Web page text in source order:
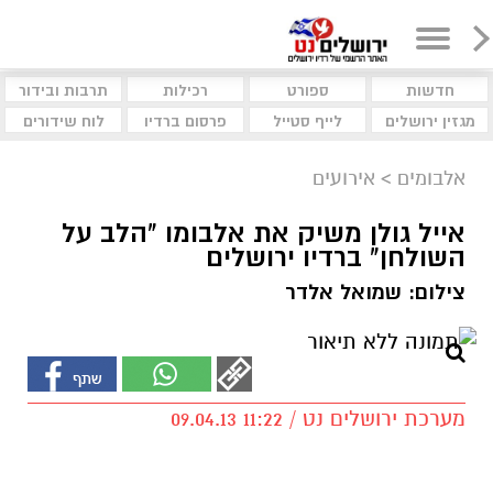
חדשות ספורט רכילות
תרבות ובידור
מגזין ירושלים
לייף סטייל פרסום ברדיו לוח שידורים
אלבומים > אירועים
אייל גולן משיק את אלבומו "הלב על
השולחן" ברדיו ירושלים
צילום: שמואל אלדר
מערכת ירושלים נט / 11:22 09.04.13